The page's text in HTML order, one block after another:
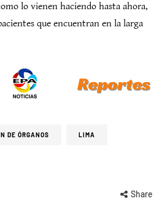
lo vienen haciendo hasta ahora,
que encuentran en la larga
DE ÓRGANOS LIMA
Share